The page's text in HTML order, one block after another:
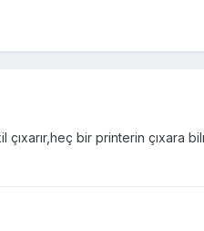
bir printerin çıxara